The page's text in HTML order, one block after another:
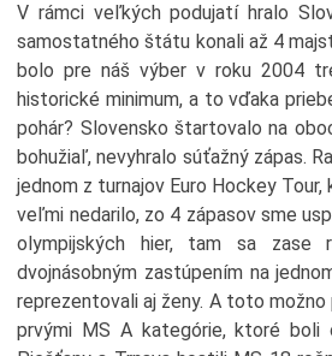
V rámci veľkých podujatí hralo
samostatného štátu konali až 4
bolo pre náš výber v roku 2004
historické minimum, a to vďaka
pohár? Slovensko štartovalo na
bohužiaľ, nevyhralo súťažný zápas.
jednom z turnajov Euro Hockey
veľmi nedarilo, zo 4 zápasov sme
olympijských hier, tam sa zase
dvojnásobným zastúpením na
reprezentovali aj ženy. A toto
prvými MS A kategórie, ktoré boli